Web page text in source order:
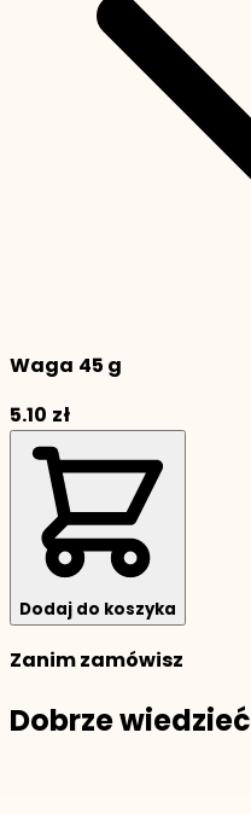
Waga 45 g
5.10 zł
Dodaj do koszyka
Zanim zamówisz
Dobrze wiedzieć